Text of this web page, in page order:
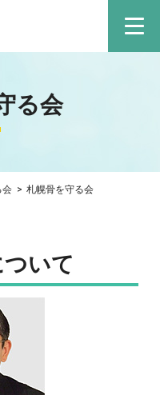
る会
会 > 札幌骨を守る会
いて